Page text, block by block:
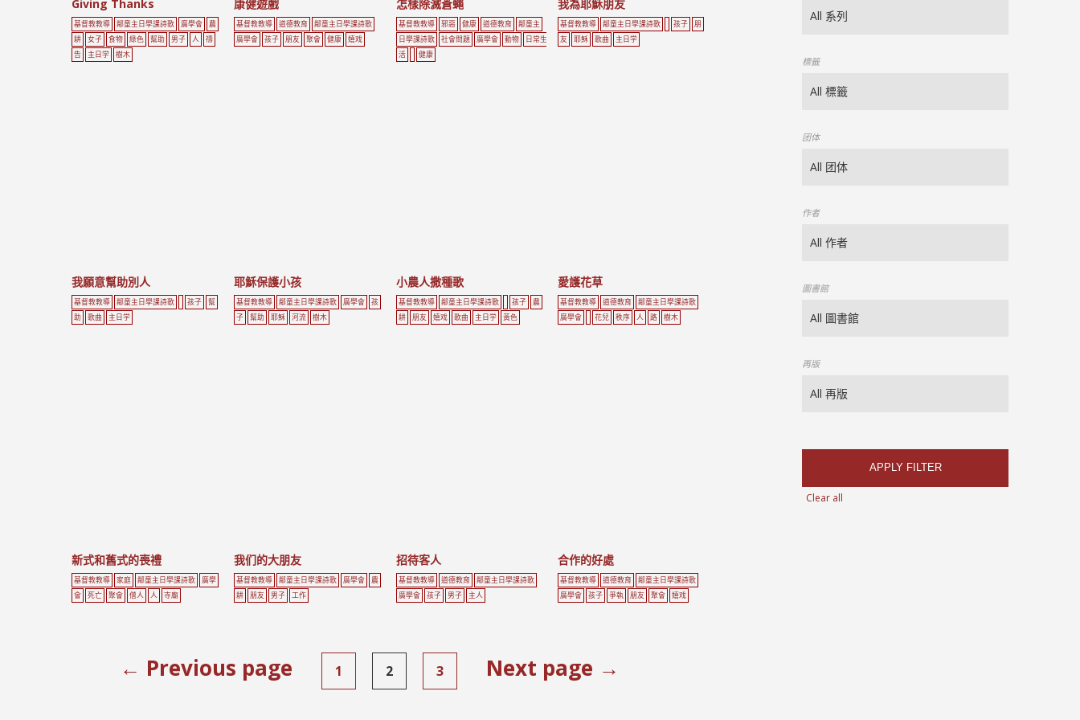
Giving Thanks
基督教教導 鄰童主日學課詩歌 廣學會
農
耕
女子 食物 綠色 幫助 男子 人
禱
告
主日学 樹木
康健遊戲
基督教教導 道德教育
鄰童主日學課詩歌
廣學會
孩子 朋友 聚會 健康 嬉戏
怎樣除滅蒼蠅
基督教教導 邪惡 健康 道德教育
鄰童主
日學課詩歌
社會問題 廣學會 動物
日常生
活
健康
我為耶穌朋友
基督教教導 鄰童主日學課詩歌 孩子
朋
友
耶穌 歌曲 主日学
我願意幫助別人
基督教教導 鄰童主日學課詩歌 孩子
幫
助
歌曲 主日学
耶穌保護小孩
基督教教導 鄰童主日學課詩歌 廣學會
孩
子
幫助 耶穌 河流 樹木
小農人撒種歌
基督教教導 鄰童主日學課詩歌 孩子
農
耕
朋友 嬉戏 歌曲 主日学 黃色
愛護花草
基督教教導 道德教育
鄰童主日學課詩歌
廣學會
花兒 秩序 人 路 樹木
新式和舊式的喪禮
基督教教導 家庭 鄰童主日學課詩歌
廣學
會
死亡 聚會 僧人 人 寺廟
我们的大朋友
基督教教導 鄰童主日學課詩歌 廣學會
農
耕
朋友 男子 工作
招待客人
基督教教導 道德教育
鄰童主日學課詩歌
廣學會
孩子 男子 主人
合作的好處
基督教教導 道德教育
鄰童主日學課詩歌
廣學會
孩子 爭執 朋友 聚會 嬉戏
← Previous page 1 2 3 Next page →
標籤
团体
作者
圖書館
再版
APPLY FILTER
Clear all